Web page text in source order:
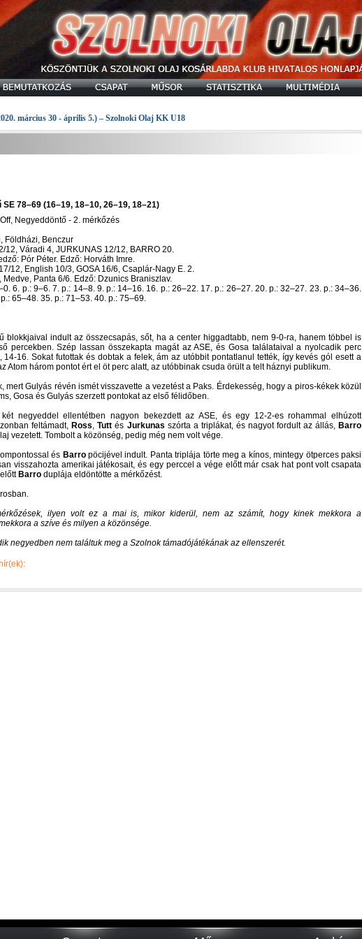
március 30 - április 5.) – Szolnoki Olaj KK U18
78–69 (16–19, 18–10, 26–19, 18–21)
Negyeddöntő - 2. mérkőzés
Földházi, Benczur
12, Váradi 4, JURKUNAS 12/12, BARRO 20.
Pór Péter. Edző: Horváth Imre.
12, English 10/3, GOSA 16/6, Csaplár-Nagy E. 2.
Medve, Panta 6/6. Edző: Dzunics Braniszlav.
6. p.: 9–6. 7. p.: 14–8. 9. p.: 14–16. 16. p.: 26–22. 17. p.: 26–27. 20. p.: 32–27. 23. p.: 34–36.
65–48. 35. p.: 71–53. 40. p.: 75–69.
blokkjaival indult az összecsapás, sőt, ha a center higgadtabb, nem 9-0-ra, hanem többel is
percekben. Szép lassan összekapta magát az ASE, és Gosa találataival a nyolcadik perc
14-16. Sokat futottak és dobtak a felek, ám az utóbbit pontatlanul tették, így kevés gól esett a
Atom három pontot ért el öt perc alatt, az utóbbinak csuda örült a telt háznyi publikum.
Gulyás révén ismét visszavette a vezetést a Paks. Érdekesség, hogy a piros-kékek közül
Gosa és Gulyás szerzett pontokat az első félidőben.
ellentétben nagyon bekezdett az ASE, és egy 12-2-es rohammal elhúzott
feltámadt, Ross,Tutt és Jurkunas szórta a triplákat, és nagyot fordult az állás, Barro
vezetett. Tombolt a közönség, pedig még nem volt vége.
és Barropöcijével indult. Panta triplája törte meg a kínos, mintegy ötperces paksi
visszahozta amerikai játékosait, és egy perccel a vége előtt már csak hat pont volt csapata
Barro duplája eldöntötte a mérkőzést.
ilyen volt ez a mai is, mikor kiderül, nem az számít, hogy kinek mekkora a
a szíve és milyen a közönsége.
negyedben nem találtuk meg a Szolnok támadójátékának az ellenszerét.